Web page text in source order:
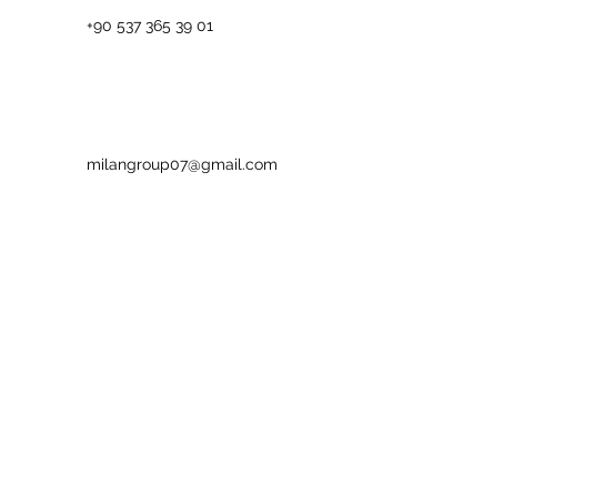
+90 537 365 39 01
milangroup07@gmail.com